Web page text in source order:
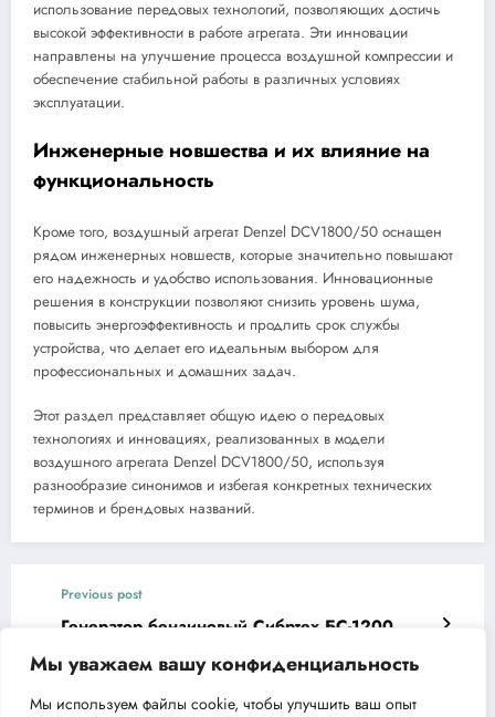
Мы уважаем вашу конфиденциальность
Мы используем файлы cookie, чтобы улучшить ваш опыт
использование передовых технологий, позволяющих достичь
высокой эффективности в работе агрегата. Эти инновации
направлены на улучшение процесса воздушной компрессии и
обеспечение стабильной работы в различных условиях
эксплуатации.
Инженерные новшества и их влияние на
функциональность
Кроме того, воздушный агрегат Denzel DCV1800/50 оснащен
рядом инженерных новшеств, которые значительно повышают
его надежность и удобство использования. Инновационные
решения в конструкции позволяют снизить уровень шума,
повысить энергоэффективность и продлить срок службы
устройства, что делает его идеальным выбором для
профессиональных и домашних задач.
Этот раздел представляет общую идею о передовых
технологиях и инновациях, реализованных в модели
воздушного агрегата Denzel DCV1800/50, используя
разнообразие синонимов и избегая конкретных технических
терминов и брендовых названий.
Previous post
Генератор бензиновый Сибртех БС-1200